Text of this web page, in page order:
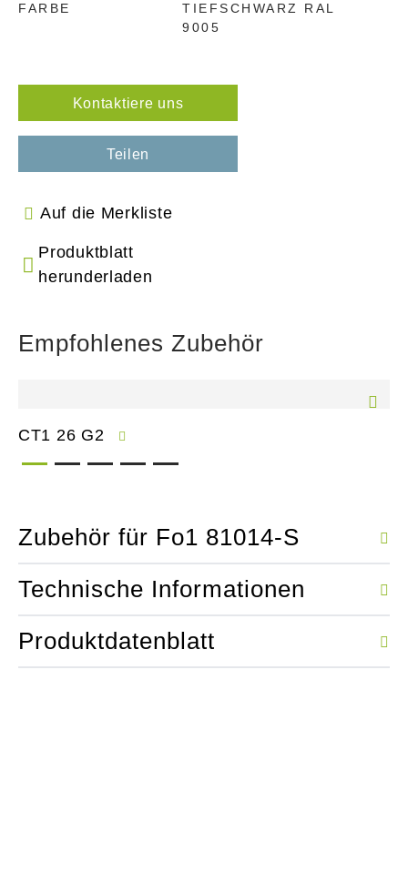
FARBE
TIEFSCHWARZ RAL
9005
Kontaktiere uns
Teilen
Auf die Merkliste
Produktblatt
herunderladen
Empfohlenes Zubehör
CT1 26 G2
Zubehör für Fo1 81014-S
Technische Informationen
Produktdatenblatt